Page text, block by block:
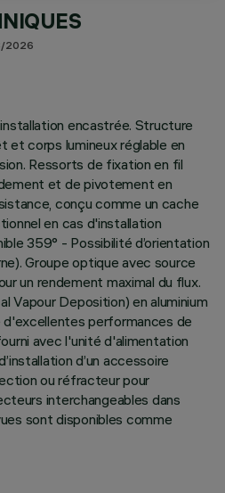
2026
encastrée. Structure
corps lumineux réglable en
Ressorts de fixation en fil
et de pivotement en
conçu comme un cache
en cas d'installation
359° - Possibilité d’orientation
Groupe optique avec source
un rendement maximal du flux.
Vapour Deposition) en aluminium
performances de
avec l'unité d'alimentation
d’un accessoire
ou réfracteur pour
interchangeables dans
sont disponibles comme